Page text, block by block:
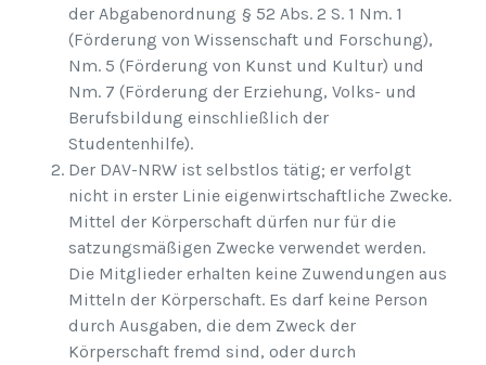
der Abgabenordnung § 52 Abs. 2 S. 1 Nm. 1
(Förderung von Wissenschaft und Forschung),
Nm. 5 (Förderung von Kunst und Kultur) und
Nm. 7 (Förderung der Erziehung, Volks- und
Berufsbildung einschließlich der
Studentenhilfe).
Der DAV-NRW ist selbstlos tätig; er verfolgt
nicht in erster Linie eigenwirtschaftliche Zwecke.
Mittel der Körperschaft dürfen nur für die
satzungsmäßigen Zwecke verwendet werden.
Die Mitglieder erhalten keine Zuwendungen aus
Mitteln der Körperschaft. Es darf keine Person
durch Ausgaben, die dem Zweck der
Körperschaft fremd sind, oder durch